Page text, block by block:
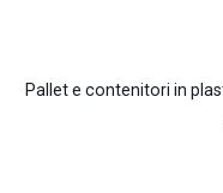
Pallet e contenitori in